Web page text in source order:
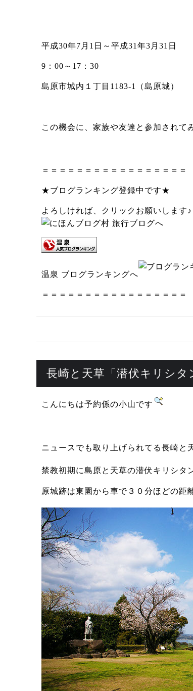
平成30年7月1日～平成31年3月31日
9：00～17：30
島原市城内１丁目1183-1（島原城）
この機会に、家族や友達と参加されて
＝＝＝＝＝＝＝＝＝＝＝＝＝＝＝＝＝
★ブログランキング登録中です★
よろしければ、クリックお願いします♪
温泉 ブログランキングへ
＝＝＝＝＝＝＝＝＝＝＝＝＝＝＝＝＝
長崎と天草「潜伏キリシタ
こんにちは予約係の小山です
ニュースでも取り上げられてる長崎と
禁教初期に島原と天草の潜伏キリシタ
原城跡は東園から車で３０分ほどの距